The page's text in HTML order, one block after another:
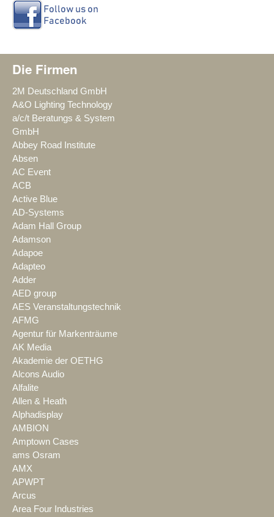
Die Firmen
2M Deutschland GmbH
A&O Lighting Technology
a/c/t Beratungs & System
GmbH
Abbey Road Institute
Absen
AC Event
ACB
Active Blue
AD-Systems
Adam Hall Group
Adamson
Adapoe
Adapteo
Adder
AED group
AES Veranstaltungstechnik
AFMG
Agentur für Markenträume
AK Media
Akademie der OETHG
Alcons Audio
Alfalite
Allen & Heath
Alphadisplay
AMBION
Amptown Cases
ams Osram
AMX
APWPT
Arcus
Area Four Industries